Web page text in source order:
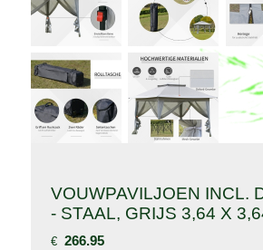
VOUWPAVILJOEN INCL.
- STAAL, GRIJS 3,64 X
€ 266.95